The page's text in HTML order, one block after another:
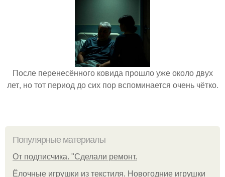
После перенесённого ковида прошло уже около двух
лет, но тот период до сих пор вспоминается очень чётко.
Популярные материалы
От подписчика. "Сделали ремонт.
Ёлочные игрушки из текстиля. Новогодние игрушки